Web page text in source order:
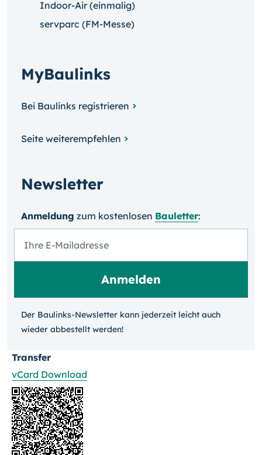
Indoor-Air (einmalig)
servparc (FM-Messe)
MyBaulinks
Bei Baulinks registrieren
Seite weiterempfehlen
Newsletter
Anmeldung zum kosten­losen Bauletter:
Der Baulinks-Newsletter kann jeder­zeit leicht auch
wieder ab­bestellt werden!
Transfer
vCard Download